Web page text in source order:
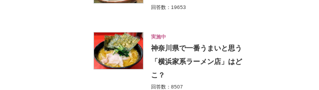
回答数：19653
実施中
神奈川県で一番うまいと思う
「横浜家系ラーメン店」はど
こ？
回答数：8507